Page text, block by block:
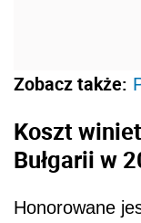
Zobacz także:
Koszt
Bułgarii w
Honorowane